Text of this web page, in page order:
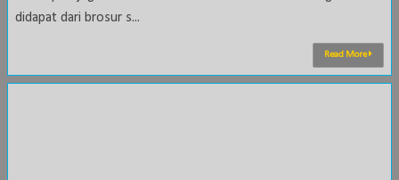
didapat dari brosur s...
Read More